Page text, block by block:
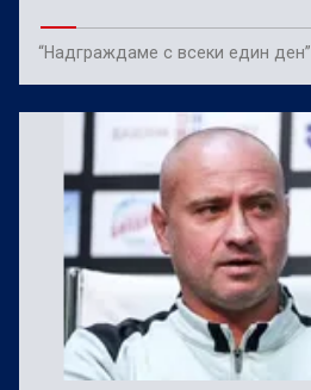
“Надграждаме с всеки един ден”